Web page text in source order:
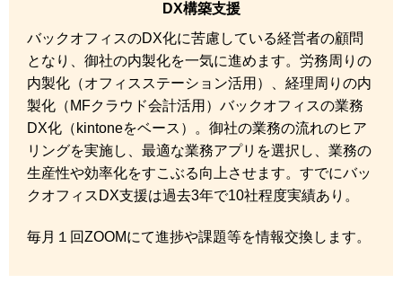
DX構築支援
バックオフィスのDX化に苦慮している経営者の顧問
となり、御社の内製化を一気に進めます。労務周りの
内製化（オフィスステーション活用）、経理周りの内
製化（MFクラウド会計活用）バックオフィスの業務
DX化（kintoneをベース）。御社の業務の流れのヒア
リングを実施し、最適な業務アプリを選択し、業務の
生産性や効率化をすこぶる向上させます。すでにバッ
クオフィスDX支援は過去3年で10社程度実績あり。
毎月１回ZOOMにて進捗や課題等を情報交換します。